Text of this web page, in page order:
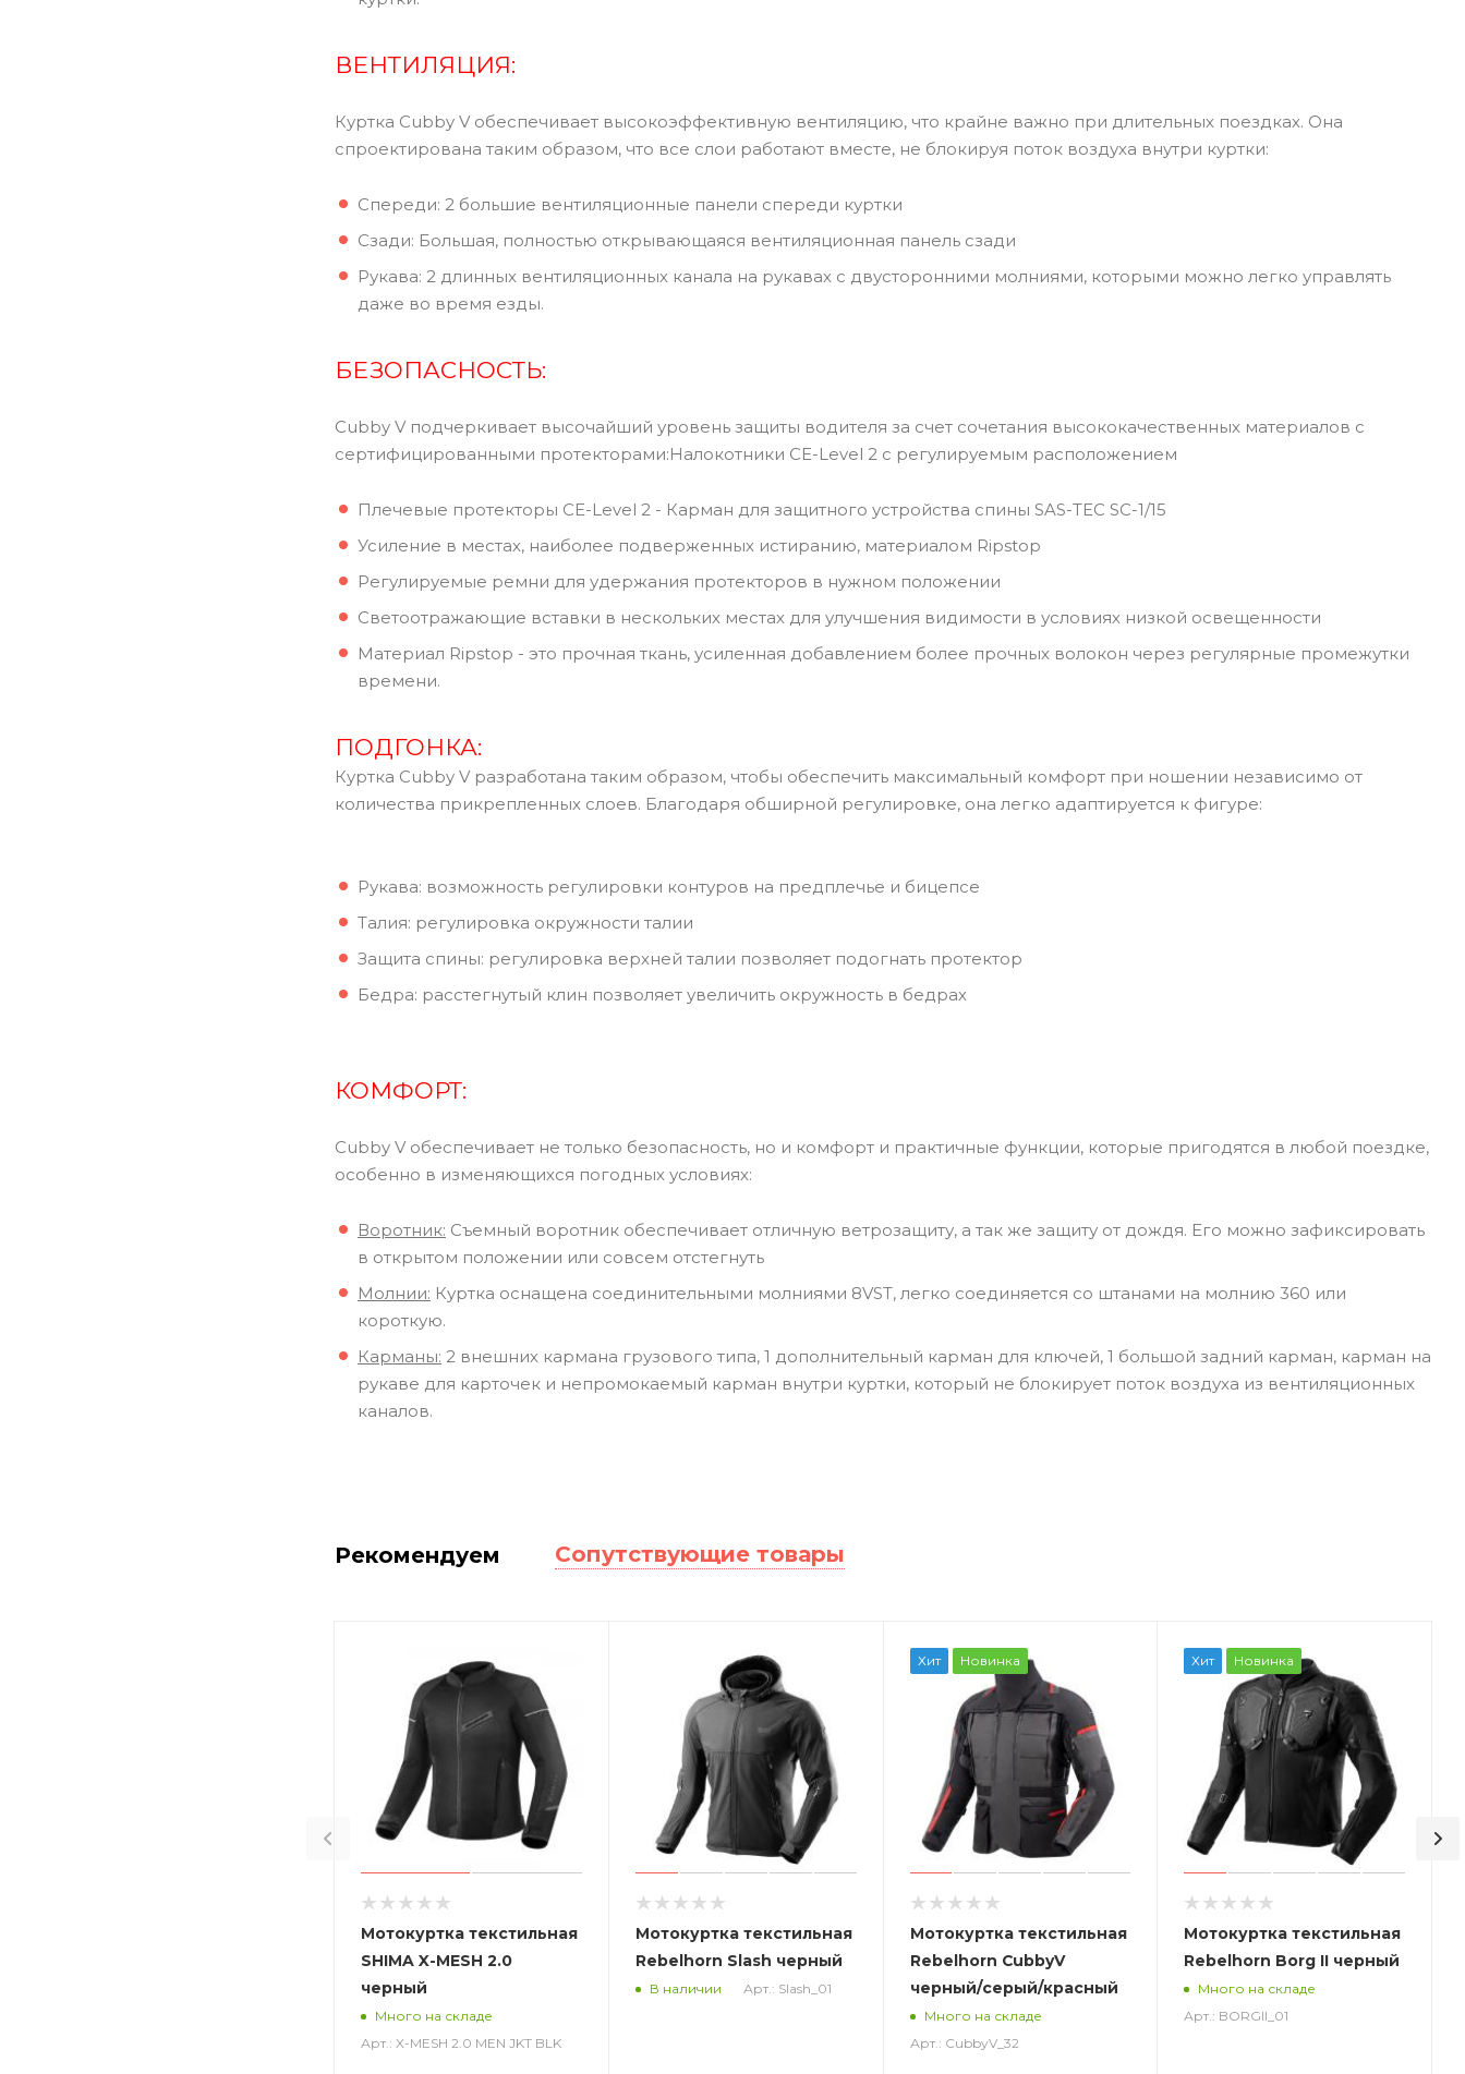
ВЕНТИЛЯЦИЯ:
Куртка Cubby V обеспечивает высокоэффективную вентиляцию, что крайне важно при длительных поездках. Она
спроектирована таким образом, что все слои работают вместе, не блокируя поток воздуха внутри куртки:
Спереди: 2 большие вентиляционные панели спереди куртки
Сзади: Большая, полностью открывающаяся вентиляционная панель сзади
Рукава: 2 длинных вентиляционных канала на рукавах с двусторонними молниями, которыми можно легко управлять
даже во время езды.
БЕЗОПАСНОСТЬ:
Cubby V подчеркивает высочайший уровень защиты водителя за счет сочетания высококачественных материалов с
сертифицированными протекторами:Налокотники CE-Level 2 с регулируемым расположением
Плечевые протекторы CE-Level 2 - Карман для защитного устройства спины SAS-TEC SC-1/15
Усиление в местах, наиболее подверженных истиранию, материалом Ripstop
Регулируемые ремни для удержания протекторов в нужном положении
Светоотражающие вставки в нескольких местах для улучшения видимости в условиях низкой освещенности
Материал Ripstop - это прочная ткань, усиленная добавлением более прочных волокон через регулярные промежутки
времени.
ПОДГОНКА:
Куртка Cubby V разработана таким образом, чтобы обеспечить максимальный комфорт при ношении независимо от
количества прикрепленных слоев. Благодаря обширной регулировке, она легко адаптируется к фигуре:
Рукава: возможность регулировки контуров на предплечье и бицепсе
Талия: регулировка окружности талии
Защита спины: регулировка верхней талии позволяет подогнать протектор
Бедра: расстегнутый клин позволяет увеличить окружность в бедрах
КОМФОРТ:
Cubby V обеспечивает не только безопасность, но и комфорт и практичные функции, которые пригодятся в любой поездке,
особенно в изменяющихся погодных условиях:
Воротник: Съемный воротник обеспечивает отличную ветрозащиту, а так же защиту от дождя. Его можно зафиксировать
в открытом положении или совсем отстегнуть
Молнии: Куртка оснащена соединительными молниями 8VST, легко соединяется со штанами на молнию 360 или
короткую.
Карманы: 2 внешних кармана грузового типа, 1 дополнительный карман для ключей, 1 большой задний карман, карман на
рукаве для карточек и непромокаемый карман внутри куртки, который не блокирует поток воздуха из вентиляционных
каналов.
Рекомендуем Сопутствующие товары
Мотокуртка текстильная
SHIMA X-MESH 2.0
черный
Много на складе
Арт.: X-MESH 2.0 MEN JKT BLK
Мотокуртка текстильная
Rebelhorn Slash черный
В наличии Арт.: Slash_01
Хит Новинка
Мотокуртка текстильная
Rebelhorn CubbyV
черный/серый/красный
Много на складе
Арт.: CubbyV_32
Хит Новинка
Мотокуртка текстильная
Rebelhorn Borg II черный
Много на складе
Арт.: BORGII_01